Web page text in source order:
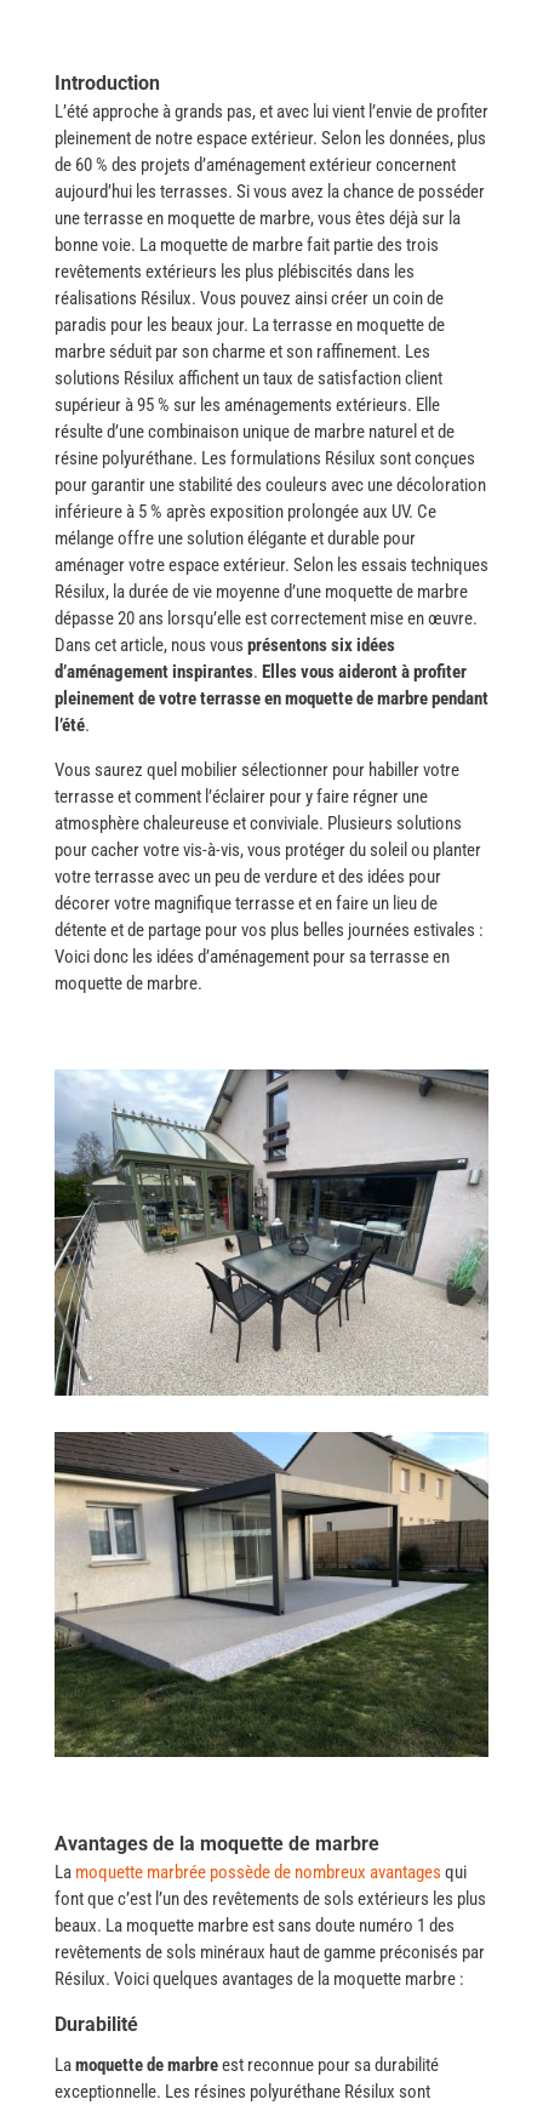
Introduction
L’été approche à grands pas, et avec lui vient l’envie de profiter
pleinement de notre espace extérieur. Selon les données, plus
de 60 % des projets d’aménagement extérieur concernent
aujourd’hui les terrasses. Si vous avez la chance de posséder
une terrasse en moquette de marbre, vous êtes déjà sur la
bonne voie. La moquette de marbre fait partie des trois
revêtements extérieurs les plus plébiscités dans les
réalisations Résilux. Vous pouvez ainsi créer un coin de
paradis pour les beaux jour. La terrasse en moquette de
marbre séduit par son charme et son raffinement. Les
solutions Résilux affichent un taux de satisfaction client
supérieur à 95 % sur les aménagements extérieurs. Elle
résulte d’une combinaison unique de marbre naturel et de
résine polyuréthane. Les formulations Résilux sont conçues
pour garantir une stabilité des couleurs avec une décoloration
inférieure à 5 % après exposition prolongée aux UV. Ce
mélange offre une solution élégante et durable pour
aménager votre espace extérieur. Selon les essais techniques
Résilux, la durée de vie moyenne d’une moquette de marbre
dépasse 20 ans lorsqu’elle est correctement mise en œuvre.
Dans cet article, nous vous présentons six idées
d’aménagement inspirantes. Elles vous aideront à profiter
pleinement de votre terrasse en moquette de marbre pendant
l’été.
Vous​‍​‌‍​‍‌ saurez quel mobilier sélectionner pour habiller votre
terrasse et comment l’éclairer pour y faire régner une
atmosphère chaleureuse et conviviale. Plusieurs solutions
pour cacher votre vis-à-vis, vous protéger du soleil ou planter
votre terrasse avec un peu de verdure et des idées pour
décorer votre magnifique terrasse et en faire un lieu de
détente et de partage pour vos plus belles journées estivales :
Voici donc les idées d’aménagement pour sa terrasse en
moquette de ​‍​‌‍​‍‌marbre.
Avantages de la moquette de marbre
La moquette marbrée possède de nombreux avantages qui
font que c’est l’un des revêtements de sols extérieurs les plus
beaux. La​‍​‌‍​‍‌ moquette marbre est sans doute numéro 1 des
revêtements de sols minéraux haut de gamme préconisés par
Résilux. Voici quelques avantages de la moquette marbre ​‍​‌‍​‍‌:
Durabilité
Lamoquette de marbreest reconnue pour sa durabilité
exceptionnelle. Les résines polyuréthane Résilux sont